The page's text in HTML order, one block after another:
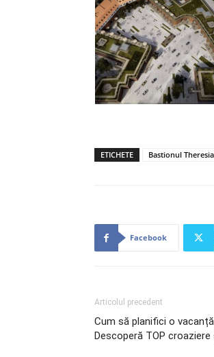
ETICHETE Bastionul
Facebook
Articolul precedent
Cum să planifici o
Descoperă TOP